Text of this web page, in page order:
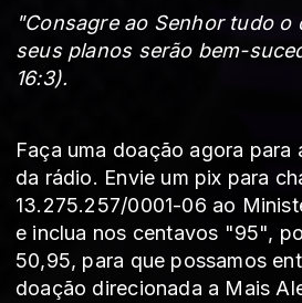
"Consagre ao Senhor tudo o
seus planos serão bem-
16:3).
Faça uma doação agora para
da rádio. Envie um pix para
13.275.257/0001-06 ao
e inclua nos centavos "95",
50,95, para que possamos
doação direcionada a Mais